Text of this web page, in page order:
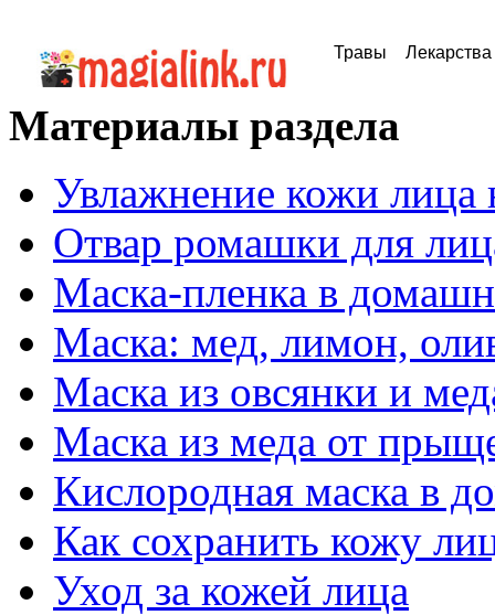
Травы Лекарства
Материалы раздела
Увлажнение кожи лица
Отвар ромашки для
Маска-пленка в
Маска: мед, лимон,
Маска из овсянки и
Маска из меда от
Кислородная маска в
Как сохранить кожу
Уход за кожей лица